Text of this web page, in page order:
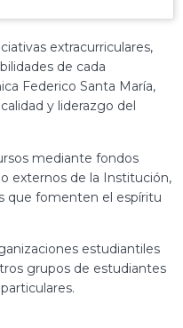
extracurriculares,
de cada
Federico Santa María,
y liderazgo del
mediante fondos
externos de la Institución,
que fomenten el espíritu
estudiantiles
grupos de estudiantes